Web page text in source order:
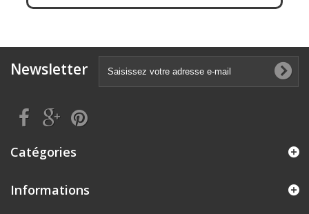
Newsletter
Catégories
Informations